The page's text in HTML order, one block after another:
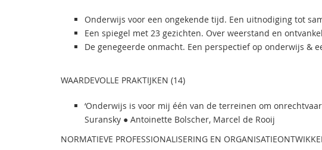
Onderwijs voor een ongekende tijd. Een uitnodiging tot
Een spiegel met 23 gezichten. Over weerstand en
De genegeerde onmacht. Een perspectief op onderwijs &
WAARDEVOLLE PRAKTIJKEN (14)
‘Onderwijs is voor mij één van de terreinen om
Suransky ● Antoinette Bolscher, Marcel de Rooij
NORMATIEVE PROFESSIONALISERING EN